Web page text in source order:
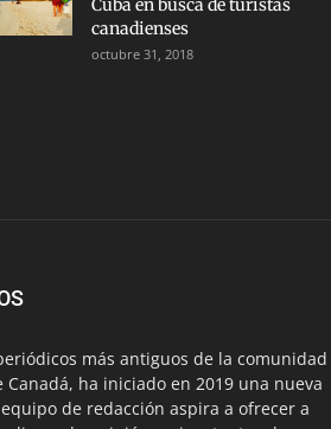
Cuba en busca de turistas
canadienses
octubre 31, 2018
más antiguos de la comunidad
ha iniciado en 2019 una nueva
de redacción aspira a ofrecer a